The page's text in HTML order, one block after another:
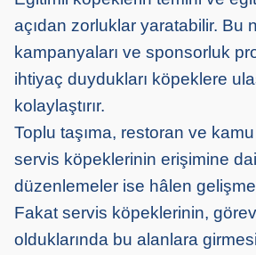
açıdan zorluklar yaratabilir. Bu
kampanyaları ve sponsorluk
ihtiyaç duydukları köpeklere
kolaylaştırır.
Toplu taşıma, restoran ve
servis köpeklerinin erişimine
düzenlemeler ise hâlen gelişme
Fakat servis köpeklerinin,
olduklarında bu alanlara